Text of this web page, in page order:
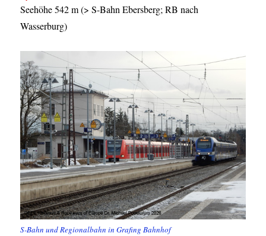
Seehöhe 542 m (> S-Bahn Ebersberg; RB nach
Wasserburg)
S-Bahn und Regionalbahn in Grafing Bahnhof